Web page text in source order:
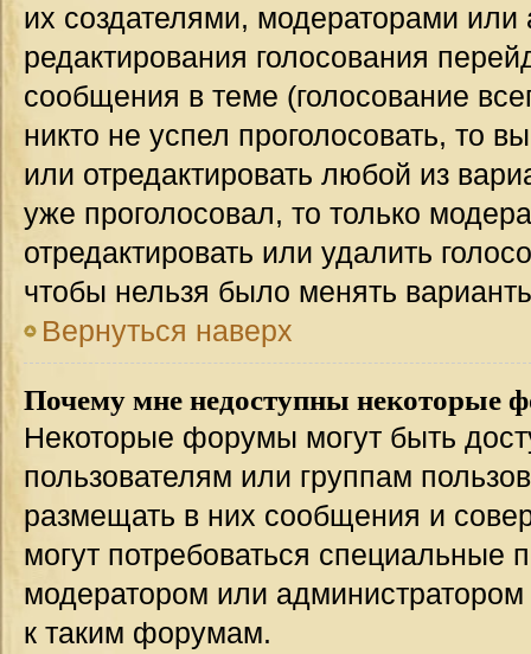
их создателями, модераторами
редактирования голосования
сообщения в теме (голосование
никто не успел проголосовать, то
или отредактировать любой из
уже проголосовал, то только
отредактировать или удалить
чтобы нельзя было менять
Вернуться наверх
Почему мне недоступны некоторые
Некоторые форумы могут быть
пользователям или группам
размещать в них сообщения и
могут потребоваться специальные
модератором или
к таким форумам.